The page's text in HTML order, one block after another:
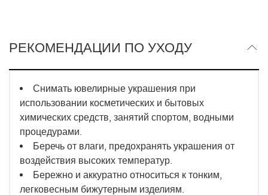
РЕКОМЕНДАЦИИ ПО УХОДУ
Снимать ювелирные украшения при
использовании косметических и бытовых
химических средств, занятий спортом, водными
процедурами.
Беречь от влаги, предохранять украшения от
воздействия высоких температур.
Бережно и аккуратно относиться к тонким,
легковесным бижутерным изделиям.